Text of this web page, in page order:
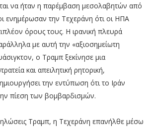
να ήταν η παρέμβαση μεσολαβητών από
ενημέρωσαν την Τεχεράνη ότι οι ΗΠΑ
όρους τους. Η ιρανική πλευρά
με αυτή την «αξιοσημείωτη
ο Τραμπ ξεκίνησε μια
και απειλητική ρητορική,
την εντύπωση ότι το Ιράν
πίεση των βομβαρδισμών.
Τραμπ, η Τεχεράνη επανήλθε μέσω